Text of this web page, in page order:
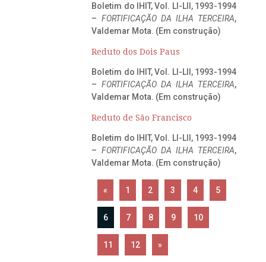
Boletim do IHIT, Vol. LI-LII, 1993-1994
– FORTIFICAÇÃO DA ILHA TERCEIRA,
Valdemar Mota. (Em construção)
Reduto dos Dois Paus
Boletim do IHIT, Vol. LI-LII, 1993-1994
– FORTIFICAÇÃO DA ILHA TERCEIRA,
Valdemar Mota. (Em construção)
Reduto de São Francisco
Boletim do IHIT, Vol. LI-LII, 1993-1994
– FORTIFICAÇÃO DA ILHA TERCEIRA,
Valdemar Mota. (Em construção)
« 1 2 3 4 5
6 7 8 9 10
11 12 »